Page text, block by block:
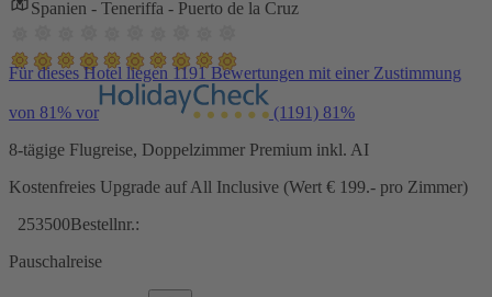
Spanien - Teneriffa - Puerto de la Cruz
Für dieses Hotel liegen 1191 Bewertungen mit einer Zustimmung
von 81% vor (1191) 81%
8-tägige Flugreise, Doppelzimmer Premium inkl. AI
Kostenfreies Upgrade auf All Inclusive (Wert € 199.- pro Zimmer)
253500Bestellnr.:
Pauschalreise